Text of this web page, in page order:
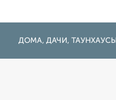
ДОМА, ДАЧИ, ТАУНХАУСЫ